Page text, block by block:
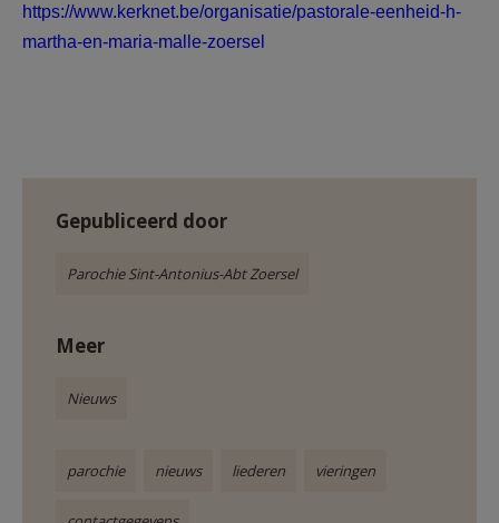
https://www.kerknet.be/organisatie/pastorale-eenheid-h-
martha-en-maria-malle-zoersel
Gepubliceerd door
Parochie Sint-Antonius-Abt Zoersel
Meer
Nieuws
parochie nieuws liederen vieringen